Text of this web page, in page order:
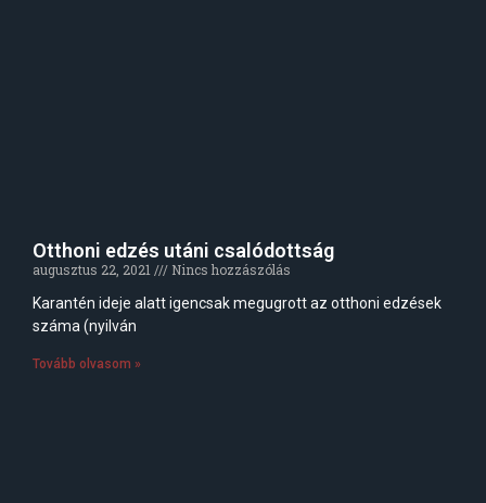
Otthoni edzés utáni csalódottság
augusztus 22, 2021
Nincs hozzászólás
Karantén ideje alatt igencsak megugrott az otthoni edzések
száma (nyilván
Tovább olvasom »